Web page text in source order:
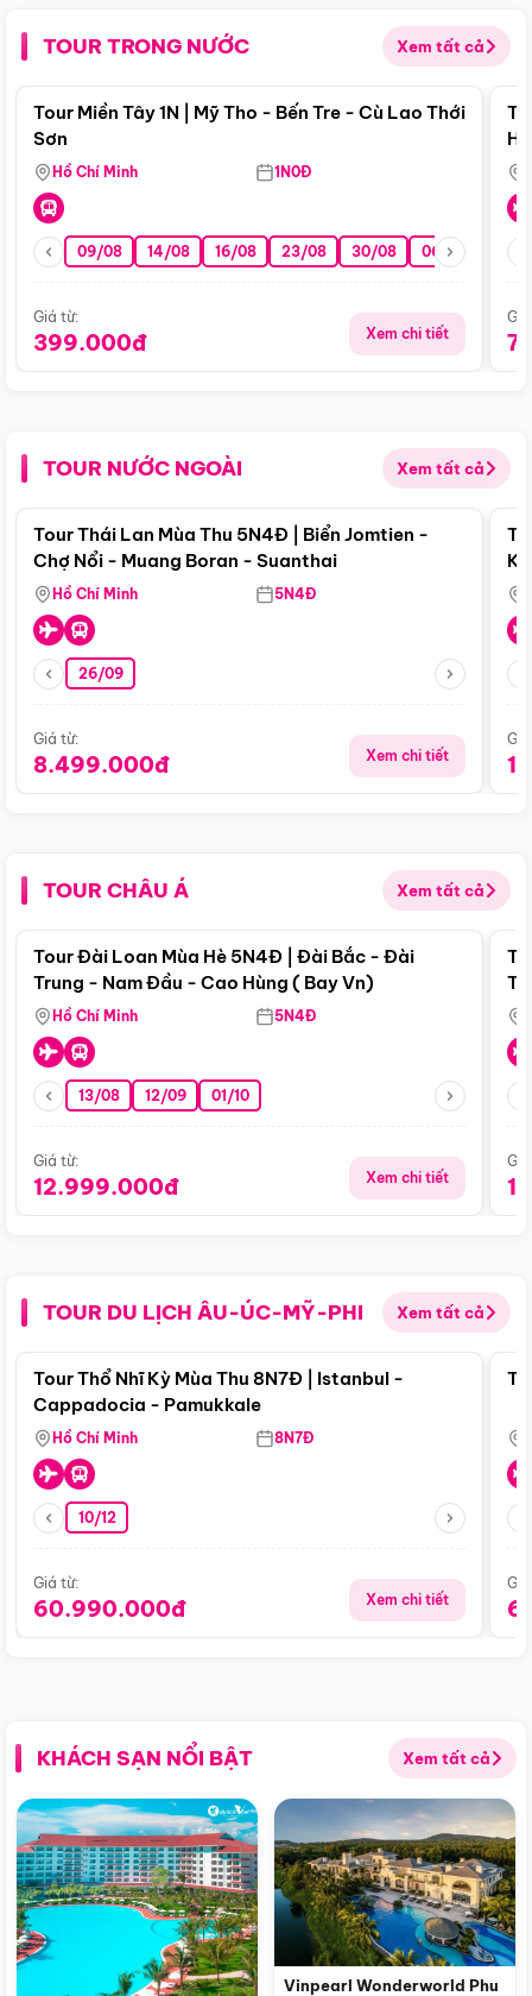
TOUR TRONG NƯỚC Xem tất cả
Điểm nổi bật
Tour Miền Tây 1N | Mỹ Tho - Bến Tre - Cù Lao Thới
Sơn
Hồ Chí Minh 1N0Đ
09/08 14/08 16/08 23/08 30/08 06/09 13/09
Giá từ:
399.000đ Xem chi tiết
TOUR NƯỚC NGOÀI Xem tất cả
Điểm nổi bật
Tour Thái Lan Mùa Thu 5N4Đ | Biển Jomtien -
Chợ Nổi - Muang Boran - Suanthai
Hồ Chí Minh 5N4Đ
26/09
Giá từ:
8.499.000đ Xem chi tiết
TOUR CHÂU Á Xem tất cả
Điểm nổi bật
Tour Đài Loan Mùa Hè 5N4Đ | Đài Bắc - Đài
Trung - Nam Đầu - Cao Hùng ( Bay Vn)
Hồ Chí Minh 5N4Đ
13/08 12/09 01/10
Giá từ:
12.999.000đ Xem chi tiết
TOUR DU LỊCH ÂU-ÚC-MỸ-PHI Xem tất cả
Điểm nổi bật
Tour Thổ Nhĩ Kỳ Mùa Thu 8N7Đ | Istanbul -
Cappadocia - Pamukkale
Hồ Chí Minh 8N7Đ
10/12
Giá từ:
60.990.000đ Xem chi tiết
KHÁCH SẠN NỔI BẬT Xem tất cả
Vinpearl Wonderworld Phu